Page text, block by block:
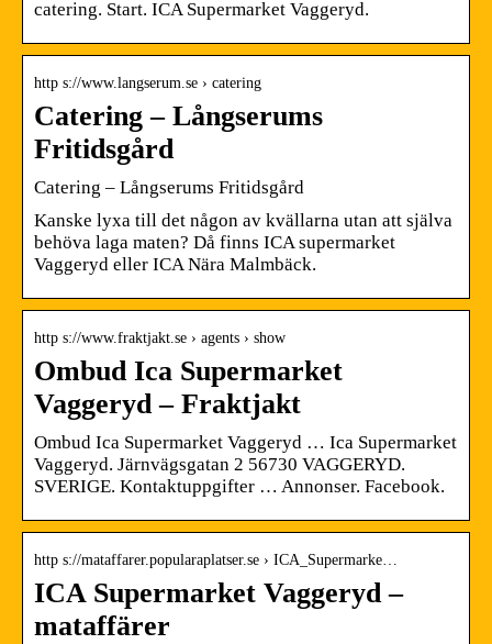
catering. Start. ICA Supermarket Vaggeryd.
http s://www.langserum.se › catering
Catering – Långserums
Fritidsgård
Catering – Långserums Fritidsgård
Kanske lyxa till det någon av kvällarna utan att själva
behöva laga maten? Då finns ICA supermarket
Vaggeryd eller ICA Nära Malmbäck.
http s://www.fraktjakt.se › agents › show
Ombud Ica Supermarket
Vaggeryd – Fraktjakt
Ombud Ica Supermarket Vaggeryd … Ica Supermarket
Vaggeryd. Järnvägsgatan 2 56730 VAGGERYD.
SVERIGE. Kontaktuppgifter … Annonser. Facebook.
http s://mataffarer.popularaplatser.se › ICA_Supermarke…
ICA Supermarket Vaggeryd –
mataffärer